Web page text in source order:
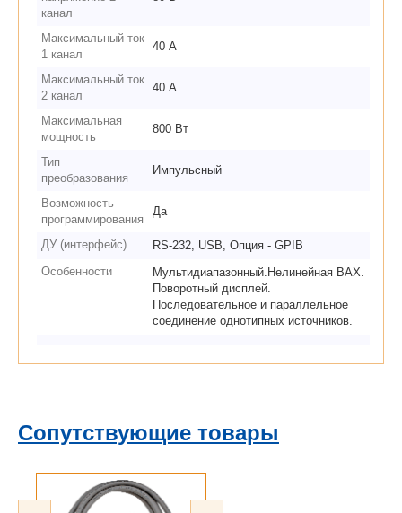
канал
Максимальный ток
1 канал
40 А
Максимальный ток
2 канал
40 А
Максимальная
мощность
800 Вт
Тип
преобразования
Импульсный
Возможность
программирования
Да
ДУ (интерфейс)
RS-232, USB, Опция - GPIB
Особенности
Мультидиапазонный.Нелинейная ВАХ.
Поворотный дисплей.
Последовательное и параллельное
соединение однотипных источников.
Сопутствующие товары